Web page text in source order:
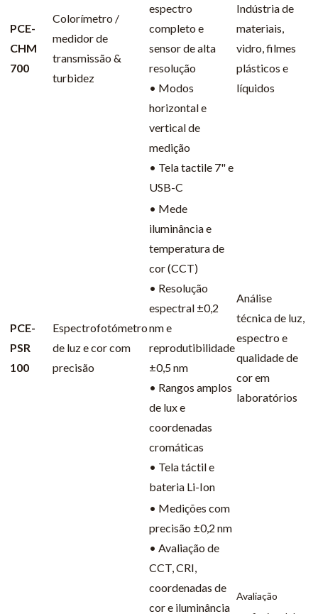
PCE-
CHM
700
Colorímetro /
medidor de
transmissão &
turbidez
espectro
completo e
sensor de alta
resolução
• Modos
horizontal e
vertical de
medição
• Tela tactile 7" e
USB-C
Indústria de
materiais,
vidro, filmes
plásticos e
líquidos
PCE-
PSR
100
Espectrofotómetro
de luz e cor com
precisão
• Mede
iluminância e
temperatura de
cor (CCT)
• Resolução
espectral ±0,2
nm e
reprodutibilidade
±0,5 nm
• Rangos amplos
de lux e
coordenadas
cromáticas
• Tela táctil e
bateria Li-Ion
Análise
técnica de luz,
espectro e
qualidade de
cor em
laboratórios
• Medições com
precisão ±0,2 nm
• Avaliação de
CCT, CRI,
coordenadas de
cor e iluminância
Avaliação